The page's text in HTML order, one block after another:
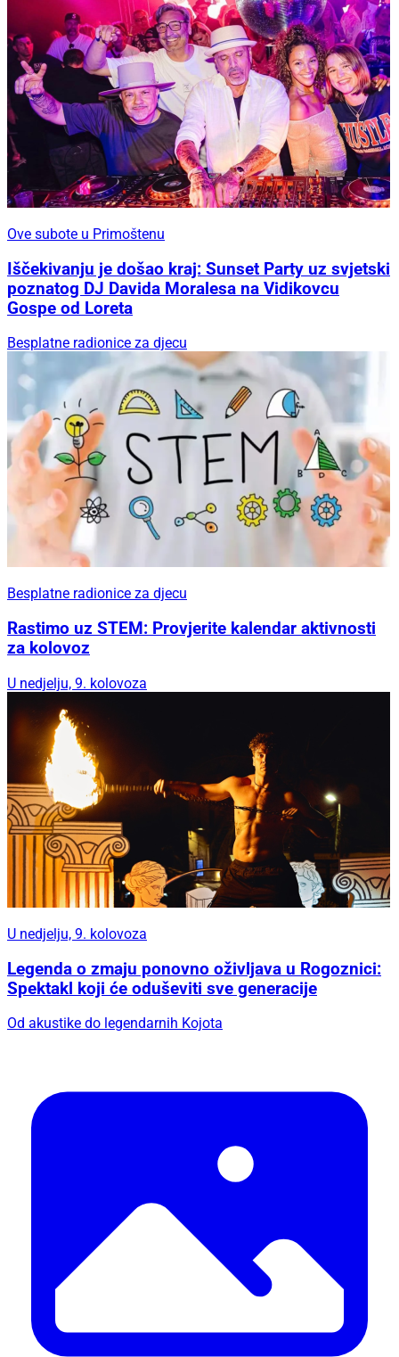
Ove subote u Primoštenu
Iščekivanju je došao kraj: Sunset Party uz svjetski
poznatog DJ Davida Moralesa na Vidikovcu
Gospe od Loreta
Besplatne radionice za djecu
Besplatne radionice za djecu
Rastimo uz STEM: Provjerite kalendar aktivnosti
za kolovoz
U nedjelju, 9. kolovoza
U nedjelju, 9. kolovoza
Legenda o zmaju ponovno oživljava u Rogoznici:
Spektakl koji će oduševiti sve generacije
Od akustike do legendarnih Kojota